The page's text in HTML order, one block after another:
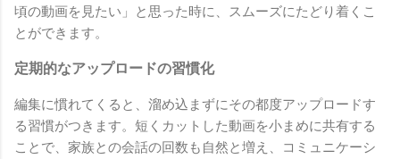
頃の動画を見たい」と思った時に、スムーズにたどり着くこ
とができます。
定期的なアップロードの習慣化
編集に慣れてくると、溜め込まずにその都度アップロードす
る習慣がつきます。短くカットした動画を小まめに共有する
ことで、家族との会話の回数も自然と増え、コミュニケーシ